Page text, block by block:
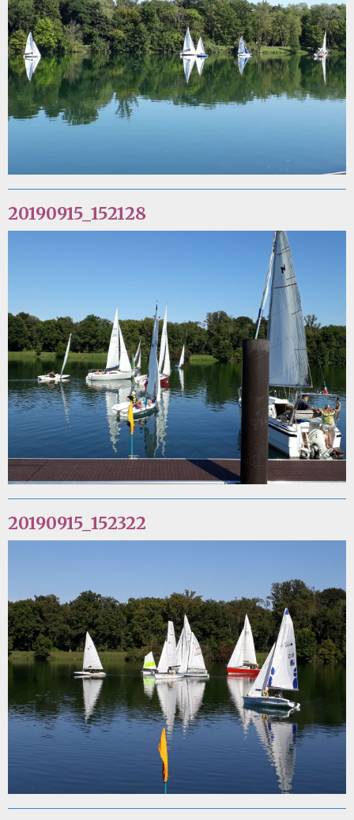
20190915_152128
20190915_152322